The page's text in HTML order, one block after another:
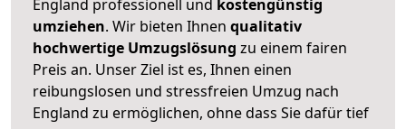
England professionell und kostengünstig
umziehen. Wir bieten Ihnen qualitativ
hochwertige Umzugslösung zu einem fairen
Preis an. Unser Ziel ist es, Ihnen einen
reibungslosen und stressfreien Umzug nach
England zu ermöglichen, ohne dass Sie dafür tief